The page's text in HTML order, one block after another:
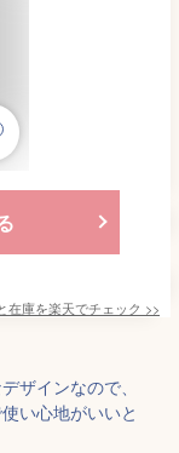
在庫を楽天でチェック >>
ザインなので、
い心地がいいと